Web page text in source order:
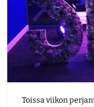
Toissa viikon